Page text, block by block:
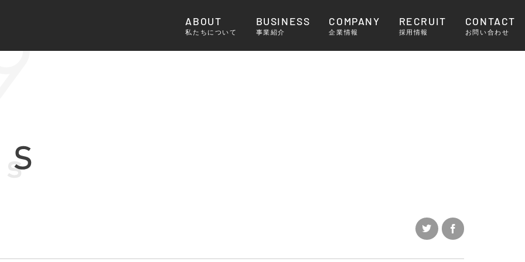
ABOUT
私たちについて
BUSINESS
事業紹介
COMPANY
企業情報
RECRUIT
採用情報
CONTACT
お問い合わせ